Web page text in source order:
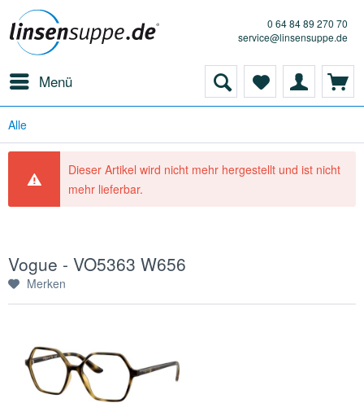
0 64 84 89 270 70
service@linsensuppe.de
Menü
Alle
Dieser Artikel wird nicht mehr hergestellt und ist nicht
mehr lieferbar.
Vogue - VO5363 W656
Merken